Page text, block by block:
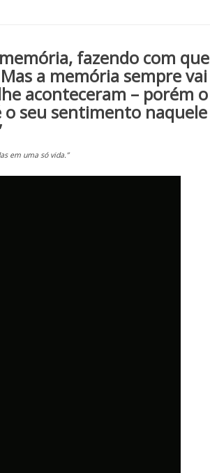
fazendo com que
a memória sempre vai
aconteceram – porém o
o seu sentimento naquele
em uma só vida.”